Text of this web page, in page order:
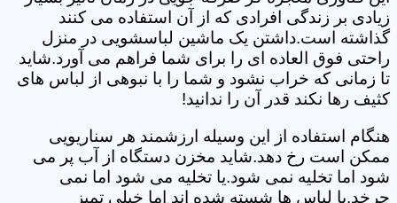
زیادی بر زندگی افرادی که از آن استفاده می کنند
گذاشته است.داشتن یک ماشین لباسشویی در منزل
راحتی فوق العاده ای را برای شما فراهم می آورد.شاید
تا زمانی که خراب نشود و شما را با نبوهی از لباس های
کثیف رها نکند قدر آن را ندانید!
هنگام استفاده از این وسیله ارزشمند هر سناریویی
ممکن است رخ دهد.شاید مخزن دستگاه از آب پر می
شود اما تخلیه نمی شود.یا تخلیه می شود اما نمی
چرخد.یا لباس ها شسته شده اند اما خیلی تمیز